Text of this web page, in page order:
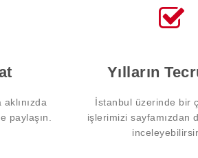
paylaşın.
Yılların
İstanbul üzerinde bir
işlerimizi sayfamızdan